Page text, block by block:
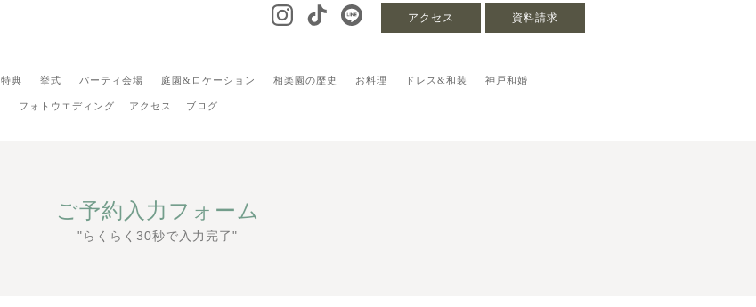
資料請求
アクセス
特典 挙式 パーティ会場 庭園&ロケーション 相楽園の歴史 お料理 ドレス&和装 神戸和婚
フォトウエディング アクセス ブログ
ご予約入力フォーム
"らくらく30秒で入力完了"